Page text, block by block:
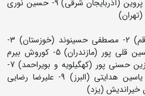
ابوالفضل اسدی (قم) 8- امیرعباس پروین (آذربایجان شرقی) 9- حسین نوری
52 کیلوگرم: 1- ابوالفضل شیری (قم) 2- مصطفی حسینوند (خوزستان) 3-
ساهان گل انوه (فارس) و امیرحسین قلی پور (مازندران) 5- کوروش بیرم
آبادی (خراسان رضوی) و سید فرزین حسنی پور (کهگیلویه و بویراحمد) 7-
محمد طاها ناصری (لرستان) 8- یاسین هدایتی (البرز) 9- علیرضا رضایی